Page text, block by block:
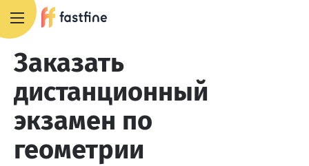
Заказать
дистанционный
экзамен по
геометрии